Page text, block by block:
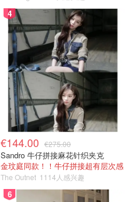
4
€144.00 €275.00
Sandro 牛仔拼接麻花针织夹克
金玟庭同款！！牛仔拼接超有层次感
The Outnet 1114人感兴趣
6